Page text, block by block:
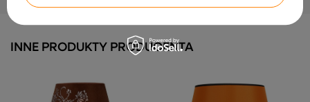
INNE PRODUKTY PRODUCENTA